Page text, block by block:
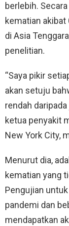
berlebih.
kematian akibat
di Asia
penelitian.
“Saya pikir
akan setuju
rendah
ketua penyakit
New York City,
Menurut dia,
kematian yang
Pengujian
pandemi dan
mendapatkan